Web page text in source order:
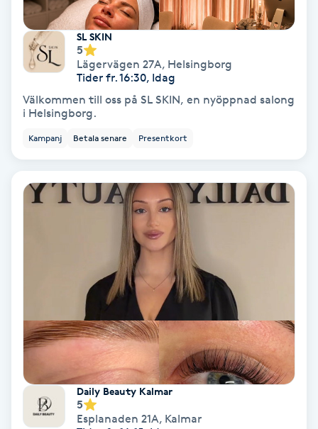
Nagelvård
Naglar borttagning
Naglar reparation
Navelpiercing
Olaplex
Olaplexbehandling
Ombre
SL SKIN
5
Lägervägen 27A, Helsingborg
Tider fr. 16:30, Idag
Välkommen till oss på SL SKIN, en nyöppnad salong
i Helsingborg.
Kampanj Betala senare Presentkort
Daily Beauty Kalmar
5
Esplanaden 21A, Kalmar